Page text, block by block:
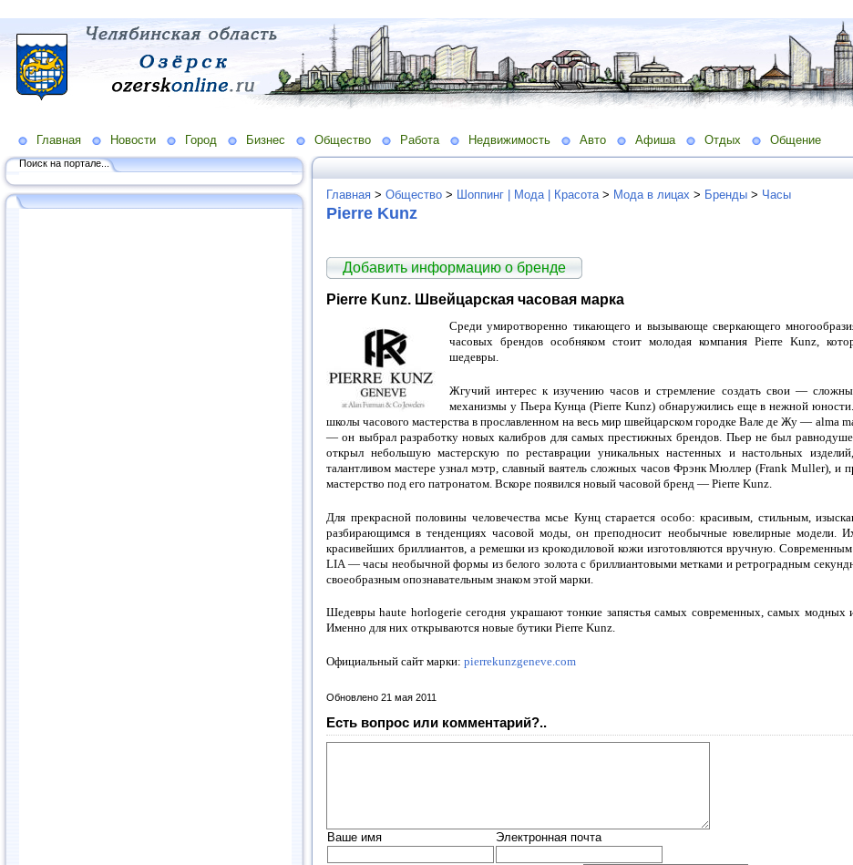
Главная Новости Город Бизнес Общество Работа Недвижимость Авто Афиша Отдых Общение
Поиск на портале...
Главная > Общество > Шоппинг | Мода | Красота > Мода в лицах > Бренды > Часы
Pierre Kunz
Добавить информацию о бренде
Pierre Kunz. Швейцарская часовая марка
Среди умиротворенно тикающего и вызывающе сверкающего
часовых брендов особняком стоит молодая компания Pierre Kunz,
шедевры.
Жгучий интерес к изучению часов и стремление создать свои —
механизмы у Пьера Кунца (Pierre Kunz) обнаружились еще в нежной
школы часового мастерства в прославленном на весь мир швейцарском городке Вале де Жу — alma
— он выбрал разработку новых калибров для самых престижных брендов. Пьер не был
открыл небольшую мастерскую по реставрации уникальных настенных и настольных
талантливом мастере узнал мэтр, славный ваятель сложных часов Фрэнк Мюллер (Frank Muller), и
мастерство под его патронатом. Вскоре появился новый часовой бренд — Pierre Kunz.
Для прекрасной половины человечества мсье Кунц старается особо: красивым, стильным,
разбирающимся в тенденциях часовой моды, он преподносит необычные ювелирные модели.
красивейших бриллиантов, а ремешки из крокодиловой кожи изготовляются вручную.
LIA — часы необычной формы из белого золота с бриллиантовыми метками и ретроградным
своеобразным опознавательным знаком этой марки.
Шедевры haute horlogerie сегодня украшают тонкие запястья самых современных, самых модных
Именно для них открываются новые бутики Pierre Kunz.
Официальный сайт марки: pierrekunzgeneve.com
Обновлено 21 мая 2011
Есть вопрос или комментарий?..
Ваше имя Электронная почта